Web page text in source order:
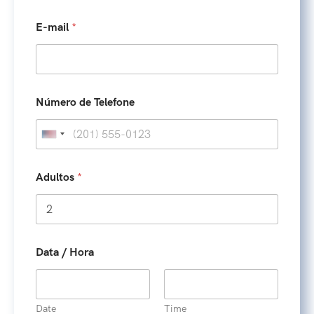
e
m
d
E-mail *
Número de Telefone
U
i
t
e
S
t
t
Adultos *
Data / Hora
Date Time